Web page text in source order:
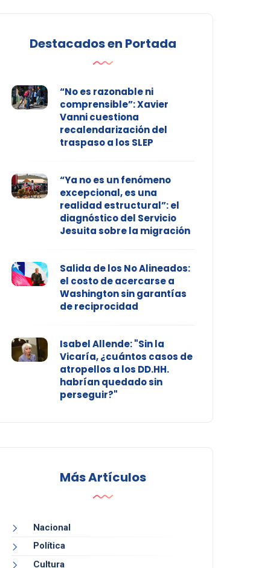
Destacados en Portada
“No es razonable ni
comprensible”: Xavier
Vanni cuestiona
recalendarización del
traspaso a los SLEP
“Ya no es un fenómeno
excepcional, es una
realidad estructural”: el
diagnóstico del Servicio
Jesuita sobre la migración
Salida de los No Alineados:
el costo de acercarse a
Washington sin garantías
de reciprocidad
Isabel Allende: "Sin la
Vicaría, ¿cuántos casos de
atropellos a los DD.HH.
habrían quedado sin
perseguir?"
Más Artículos
Nacional
Política
Cultura